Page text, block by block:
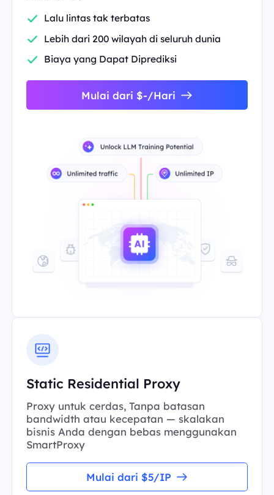
Lalu lintas tak terbatas
Lebih dari 200 wilayah di seluruh dunia
Biaya yang Dapat Diprediksi
Mulai dari $-/Hari
Static Residential Proxy
Proxy untuk cerdas, Tanpa batasan
bandwidth atau kecepatan — skalakan
bisnis Anda dengan bebas menggunakan
SmartProxy
Mulai dari $5/IP